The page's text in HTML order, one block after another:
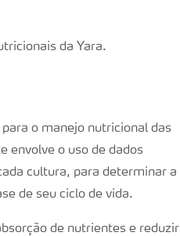
da Yara.
o manejo nutricional das
envolve o uso de dados
cultura, para determinar a
de seu ciclo de vida.
de nutrientes e reduzir